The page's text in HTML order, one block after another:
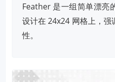
Feather 是一组简单漂亮
设计在 24x24 网格上，
性。